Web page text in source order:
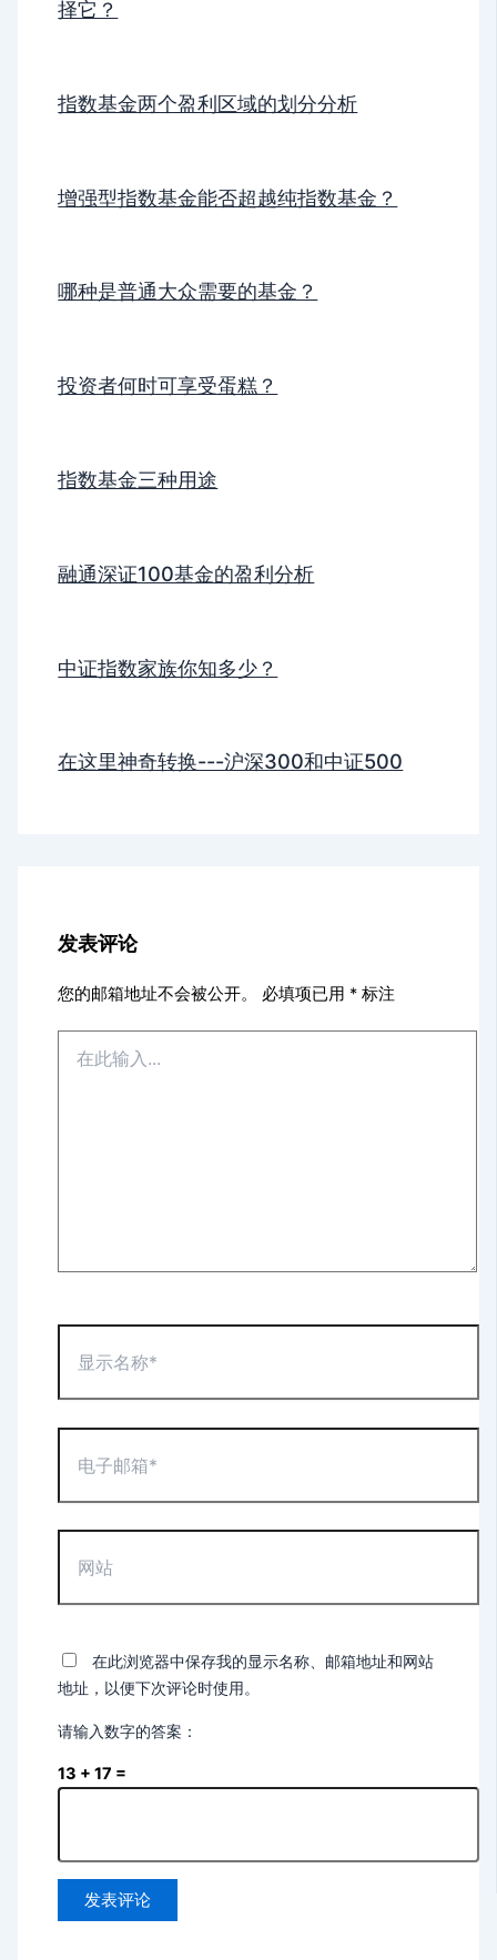
择它？
指数基金两个盈利区域的划分分析
增强型指数基金能否超越纯指数基金？
哪种是普通大众需要的基金？
投资者何时可享受蛋糕？
指数基金三种用途
融通深证100基金的盈利分析
中证指数家族你知多少？
在这里神奇转换---沪深300和中证500
发表评论
您的邮箱地址不会被公开。 必填项已用 * 标注
称
箱
*
在此浏览器中保存我的显示名称、邮箱地址和网站
地址，以便下次评论时使用。
请输入数字的答案：
13 + 17 =